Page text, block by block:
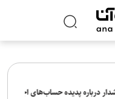
اجاره‌ای